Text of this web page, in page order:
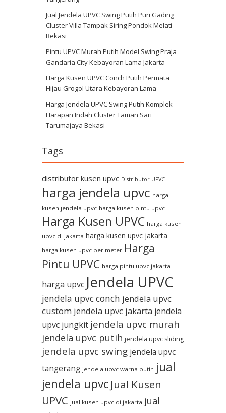
Jual Jendela UPVC Swing Putih Puri Gading
Cluster Villa Tampak Siring Pondok Melati
Bekasi
Pintu UPVC Murah Putih Model Swing Praja
Gandaria City Kebayoran Lama Jakarta
Harga Kusen UPVC Conch Putih Permata
Hijau Grogol Utara Kebayoran Lama
Harga Jendela UPVC Swing Putih Komplek
Harapan Indah Cluster Taman Sari
Tarumajaya Bekasi
Tags
distributor kusen upvc Distributor UPVC
harga jendela upvc harga
kusen jendela upvc harga kusen pintu upvc
Harga Kusen UPVC harga kusen
upvc di jakarta harga kusen upvc jakarta
harga kusen upvc per meter Harga
Pintu UPVC harga pintu upvc jakarta
harga upvc Jendela UPVC
jendela upvc conch jendela upvc
custom jendela upvc jakarta jendela
upvc jungkit jendela upvc murah
jendela upvc putih jendela upvc sliding
jendela upvc swing jendela upvc
tangerang jendela upvc warna putih jual
jendela upvc Jual Kusen
UPVC jual kusen upvc di jakarta jual